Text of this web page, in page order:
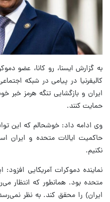
به گزارش ایسنا، رو کانا، عضو
کالیفرنیا در پیامی در شبکه
ایران و بازگشایی تنگه هرمز خبر
حمایت کنند.
وی ادامه داد: خوشحالم که این
حاکمیت ایالات متحده و ایران
نکنیم.
نماینده دموکرات آمریکایی
متحده بود. همانطور که انتظار
ایران) را محقق کند. به نظر